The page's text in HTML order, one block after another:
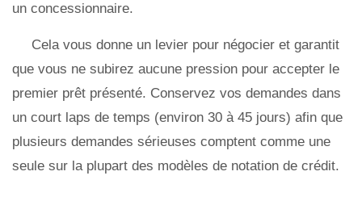
un concessionnaire.
Cela vous donne un levier pour négocier et garantit
que vous ne subirez aucune pression pour accepter le
premier prêt présenté. Conservez vos demandes dans
un court laps de temps (environ 30 à 45 jours) afin que
plusieurs demandes sérieuses comptent comme une
seule sur la plupart des modèles de notation de crédit.